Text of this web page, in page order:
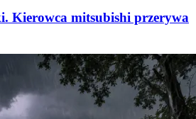
Kierowca mitsubishi przerywa